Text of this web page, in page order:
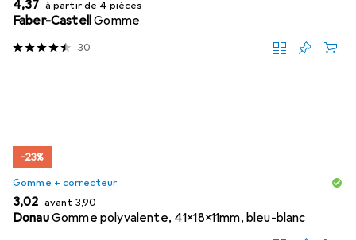
EUR
4,37 à partir de 4 pièces
Faber-CastellGomme
30
−23%
Gomme + correcteur
EUR
3,02 avant EUR
3,90
DonauGomme polyvalente, 41x18x11mm, bleu-blanc